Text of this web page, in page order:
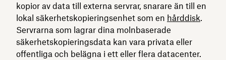
kopior av data till externa servrar, snarare än till en
lokal säkerhetskopieringsenhet som en hårddisk.
Servrarna som lagrar dina molnbaserade
säkerhetskopieringsdata kan vara privata eller
offentliga och belägna i ett eller flera datacenter.